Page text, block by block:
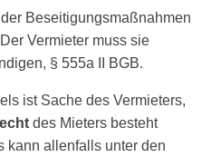
Beseitigungsmaßnahmen
Vermieter muss sie
§ 555a II BGB.
ist Sache des Vermieters,
des Mieters besteht
kann allenfalls unter den